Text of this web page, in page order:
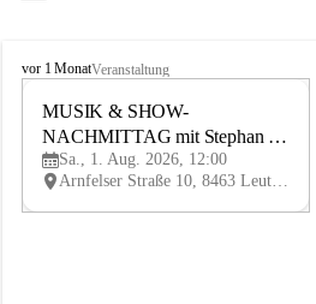
K
vor 1 MonatVeranstaltung
AU
MUSIK & SHOW-
NACHMITTAG mit Stephan
Herzog
Sa., 1. Aug. 2026, 12:00
Arnfelser Straße 10, 8463 Leutschach an der Weinstraße, AUT